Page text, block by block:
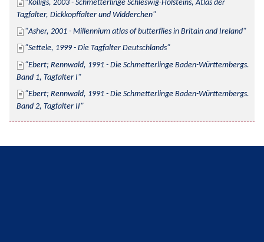
Kolligs, 2003 - Schmetterlinge Schleswig-Holsteins, Atlas der
Tagfalter, Dickkopffalter und Widderchen
Asher, 2001 - Millennium atlas of butterflies in Britain and Ireland
Settele, 1999 - Die Tagfalter Deutschlands
Ebert; Rennwald, 1991 - Die Schmetterlinge Baden-Württembergs.
Band 1, Tagfalter I
Ebert; Rennwald, 1991 - Die Schmetterlinge Baden-Württembergs.
Band 2, Tagfalter II